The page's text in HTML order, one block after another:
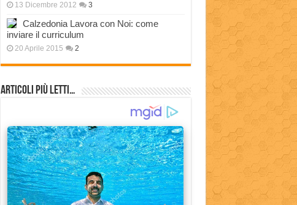
13 Dicembre 2012 3
Calzedonia Lavora con Noi: come
inviare il curriculum
20 Aprile 2015 2
Articoli più Letti…